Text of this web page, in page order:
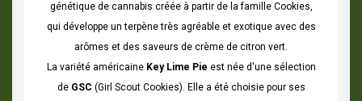
génétique de cannabis créée à partir de la famille Cookies,
qui développe un terpène très agréable et exotique avec des
arômes et des saveurs de crème de citron vert.
La variété américaine Key Lime Pie est née d'une sélection
de GSC (Girl Scout Cookies). Elle a été choisie pour ses